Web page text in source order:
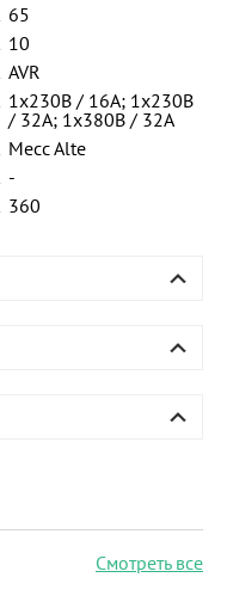
65
10
AVR
1х230В / 16А; 1х230В
/ 32А; 1х380В / 32А
Mecc Alte
-
360
Смотреть все